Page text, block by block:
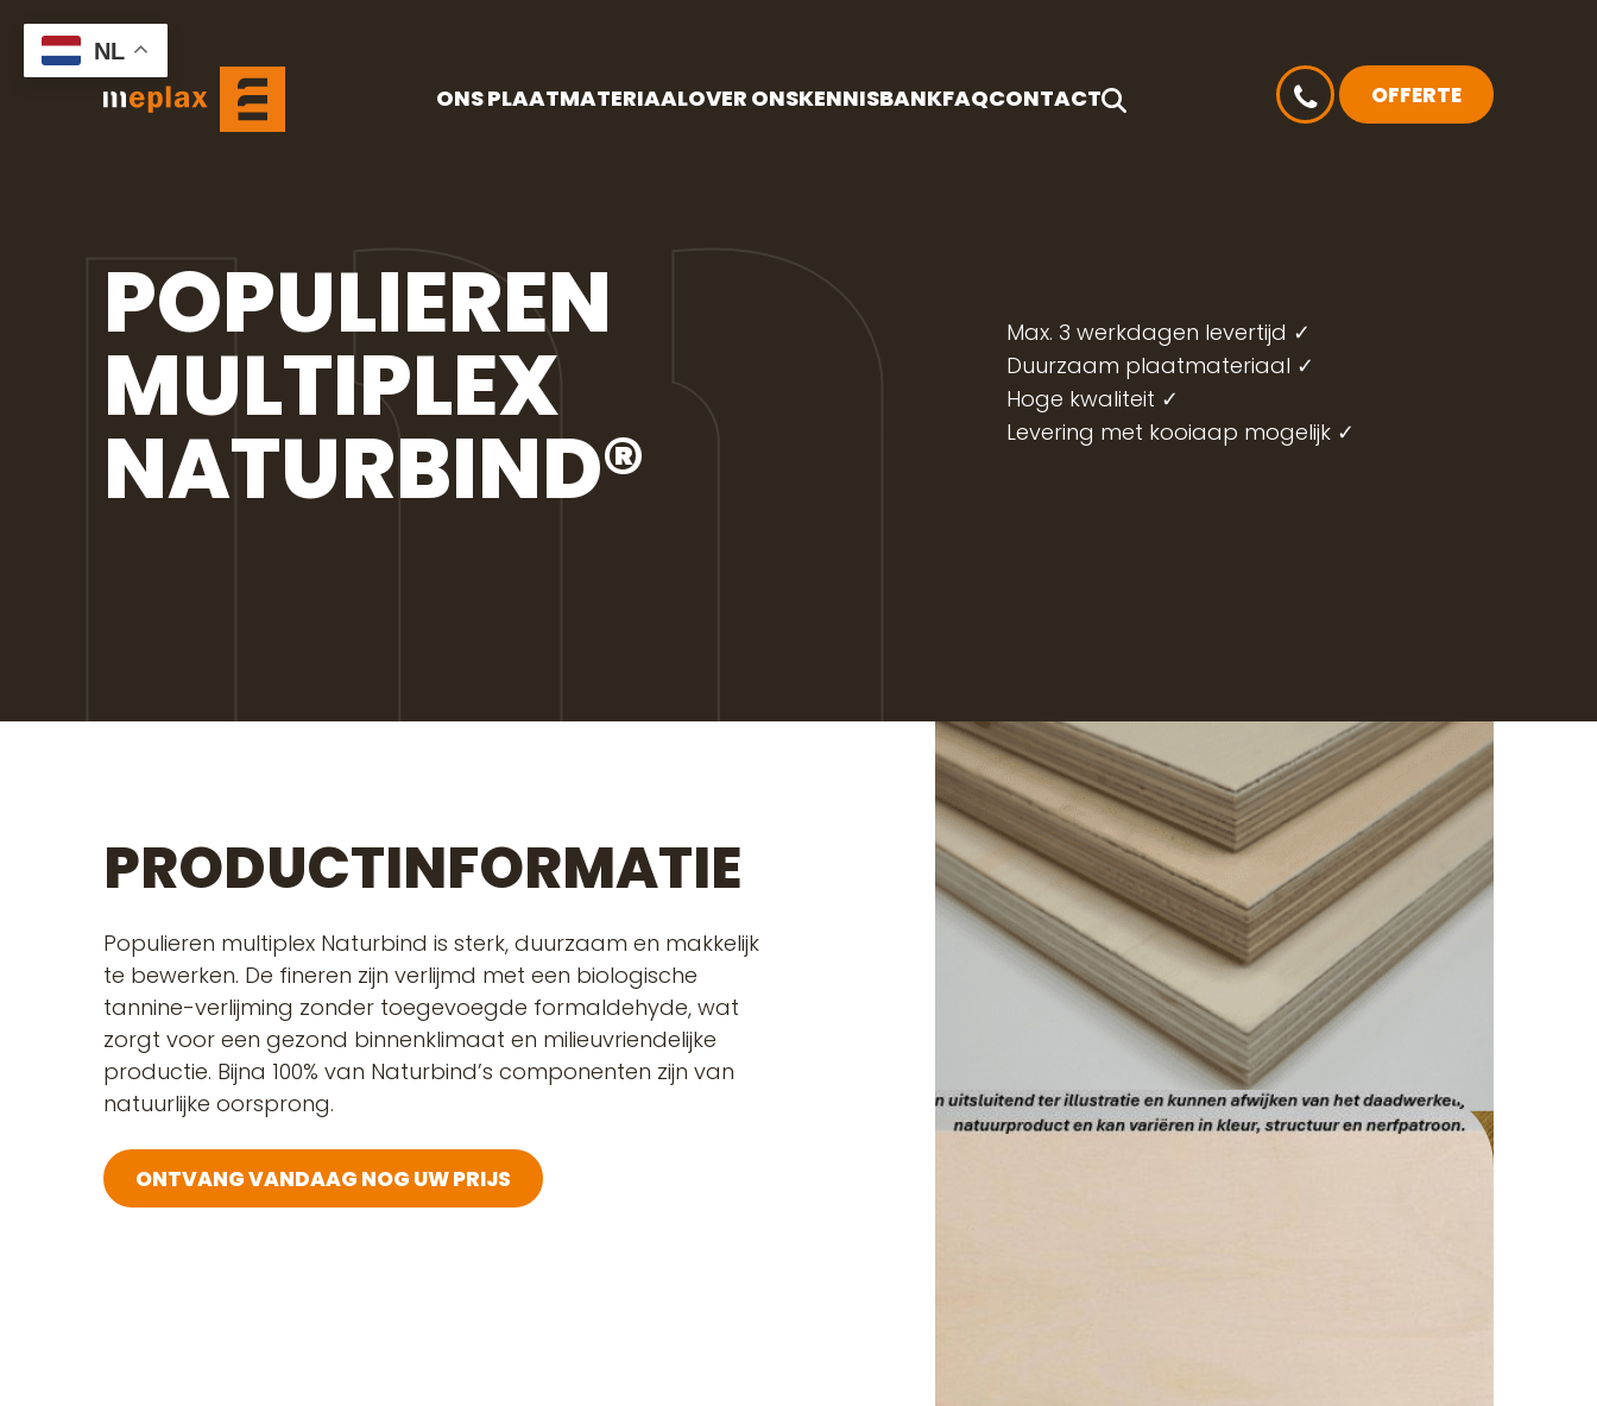
ONS PLAATMATERIAALOVER ONSKENNISBANKFAQCONTACT OFFERTE
POPULIEREN
MULTIPLEX
NATURBIND®
Max. 3 werkdagen levertijd ✓
Duurzaam plaatmateriaal ✓
Hoge kwaliteit ✓
Levering met kooiaap mogelijk ✓
PRODUCTINFORMATIE
Populieren multiplex Naturbind is sterk, duurzaam en makkelijk
te bewerken. De fineren zijn verlijmd met een biologische
tannine-verlijming zonder toegevoegde formaldehyde, wat
zorgt voor een gezond binnenklimaat en milieuvriendelijke
productie. Bijna 100% van Naturbind’s componenten zijn van
natuurlijke oorsprong.
ONTVANG VANDAAG NOG UW PRIJS
NL